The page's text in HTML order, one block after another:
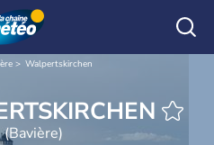
Walpertskirchen